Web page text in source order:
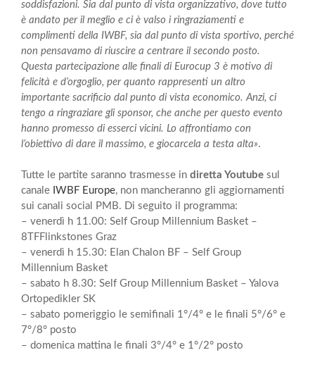
soddisfazioni. Sia dal punto di vista organizzativo, dove tutto
è andato per il meglio e ci è valso i ringraziamenti e
complimenti della IWBF, sia dal punto di vista sportivo, perché
non pensavamo di riuscire a centrare il secondo posto.
Questa partecipazione alle finali di Eurocup 3 è motivo di
felicità e d’orgoglio, per quanto rappresenti un altro
importante sacrificio dal punto di vista economico. Anzi, ci
tengo a ringraziare gli sponsor, che anche per questo evento
hanno promesso di esserci vicini. Lo affrontiamo con
l’obiettivo di dare il massimo, e giocarcela a testa alta».
Tutte le partite saranno trasmesse in diretta Youtube sul
canale IWBF Europe, non mancheranno gli aggiornamenti
sui canali social PMB. Di seguito il programma:
– venerdì h 11.00: Self Group Millennium Basket –
8TFFlinkstones Graz
– venerdì h 15.30: Elan Chalon BF – Self Group
Millennium Basket
– sabato h 8.30: Self Group Millennium Basket – Yalova
Ortopedikler SK
– sabato pomeriggio le semifinali 1°/4° e le finali 5°/6° e
7°/8° posto
– domenica mattina le finali 3°/4° e 1°/2° posto